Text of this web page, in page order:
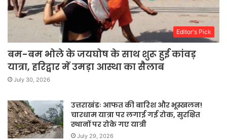
Editor's Pick
बम-बम भोले के जयघोष के साथ शुरू हुई कांवड़
यात्रा, हरिद्वार में उमड़ा आस्था का सैलाब
July 30, 2026
उत्तराखंडः आफत की बारिश और भूस्खलन!
चारधाम यात्रा पर लगाई गई रोक, सुरक्षित
स्थानों पर रोके गए यात्री
July 29, 2026